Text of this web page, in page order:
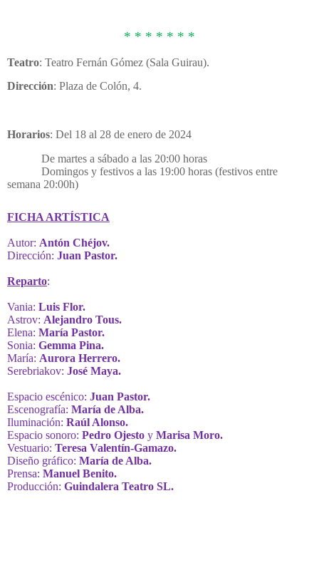
* * * * * * *
Teatro: Teatro Fernán Gómez (Sala Guirau).
Dirección: Plaza de Colón, 4.
Horarios: Del 18 al 28 de enero de 2024
De martes a sábado a las 20:00 horas
Domingos y festivos a las 19:00 horas (festivos entre
semana 20:00h)
FICHA ARTÍSTICA
Autor: Antón Chéjov.
Dirección: Juan Pastor.
Reparto:
Vania: Luis Flor.
Astrov: Alejandro Tous.
Elena: María Pastor.
Sonia: Gemma Pina.
María: Aurora Herrero.
Serebriakov: José Maya.
Espacio escénico: Juan Pastor.
Escenografía: María de Alba.
Iluminación: Raúl Alonso.
Espacio sonoro: Pedro Ojesto y Marisa Moro.
Vestuario: Teresa Valentín-Gamazo.
Diseño gráfico: María de Alba.
Prensa: Manuel Benito.
Producción: Guindalera Teatro SL.